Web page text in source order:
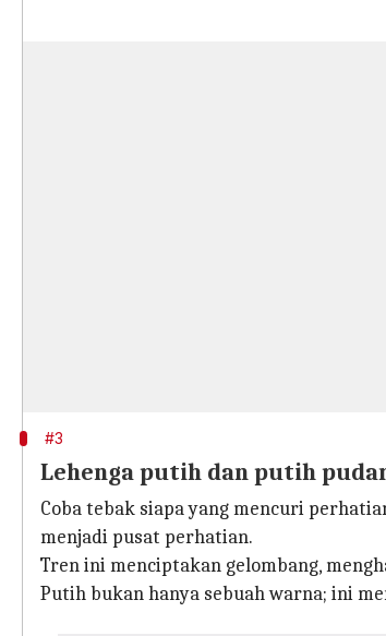
#3
Lehenga putih dan putih
Coba tebak siapa yang mencuri
menjadi pusat perhatian.
Tren ini menciptakan gelombang,
Putih bukan hanya sebuah warna; ini